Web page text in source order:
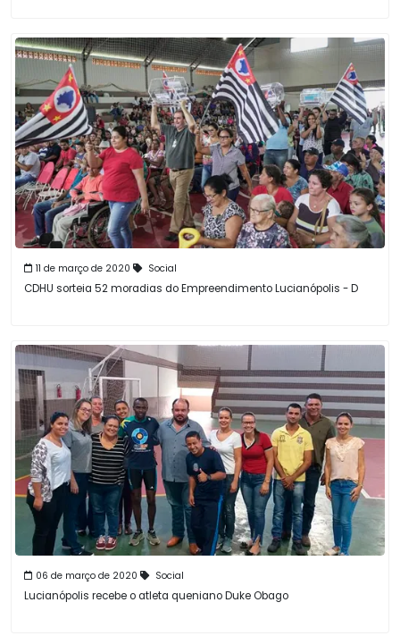
11 de março de 2020 Social
CDHU sorteia 52 moradias do Empreendimento Lucianópolis - D
06 de março de 2020 Social
Lucianópolis recebe o atleta queniano Duke Obago